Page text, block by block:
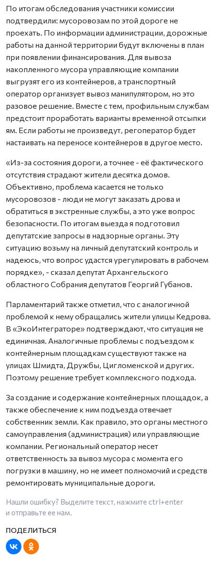
По итогам обследования участники комиссии
подтвердили: мусоровозам по этой дороге не
проехать. По информации администрации, дорожные
работы на данной территории будут включены в план
при появлении финансирования. Для вывоза
накопленного мусора управляющие компании
выгрузят его из контейнеров, а транспортный
оператор организует вывоз манипулятором, но это
разовое решение. Вместе с тем, профильным службам
предстоит проработать варианты временной отсыпки
ям. Если работы не произведут, регоператор будет
настаивать на переносе контейнеров в другое место.
«Из-за состояния дороги, а точнее - её фактического
отсутствия страдают жители десятка домов.
Объективно, проблема касается не только
мусоровозов - люди не могут заказать дрова и
обратиться в экстренные службы, а это уже вопрос
безопасности. По итогам выезда я подготовил
депутатские запросы в надзорные органы. Эту
ситуацию возьму на личный депутатский контроль и
надеюсь, что вопрос удастся урегулировать в рабочем
порядке», - сказал депутат Архангельского
областного Собрания депутатов Георгий Губанов.
Парламентарий также отметил, что с аналогичной
проблемой к нему обращались жители улицы Кедрова.
В «ЭкоИнтеграторе» подтверждают, что ситуация не
единичная. Аналогичные проблемы с подъездом к
контейнерным площадкам существуют также на
улицах Шмидта, Дружбы, Цигломенской и других.
Поэтому решение требует комплексного подхода.
За создание и содержание контейнерных площадок, а
также обеспечение к ним подъезда отвечает
собственник земли. Как правило, это органы местного
самоуправления (администрация) или управляющие
компании. Региональный оператор несет
ответственность за вывоз мусора с момента его
погрузки в машину, но не имеет полномочий и средств
ремонтировать муниципальные дороги.
Нашли ошибку? Выделите текст, нажмите ctrl+enter
и отправьте ее нам.